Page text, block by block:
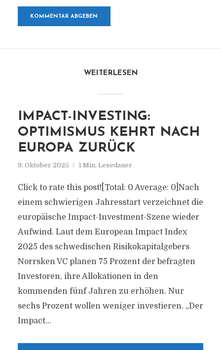
WEITERLESEN
IMPACT-INVESTING:
OPTIMISMUS KEHRT NACH
EUROPA ZURÜCK
9. Oktober 2025 1 Min. Lesedauer
Click to rate this post![Total: 0 Average: 0]Nach
einem schwierigen Jahresstart verzeichnet die
europäische Impact-Investment-Szene wieder
Aufwind. Laut dem European Impact Index
2025 des schwedischen Risikokapitalgebers
Norrsken VC planen 75 Prozent der befragten
Investoren, ihre Allokationen in den
kommenden fünf Jahren zu erhöhen. Nur
sechs Prozent wollen weniger investieren. „Der
Impact...